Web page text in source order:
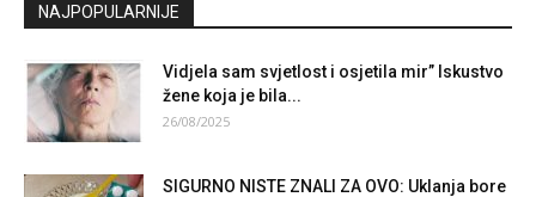
NAJPOPULARNIJE
Vidjela sam svjetlost i osjetila mir” Iskustvo
žene koja je bila...
26/08/2025
SIGURNO NISTE ZNALI ZA OVO: Uklanja bore